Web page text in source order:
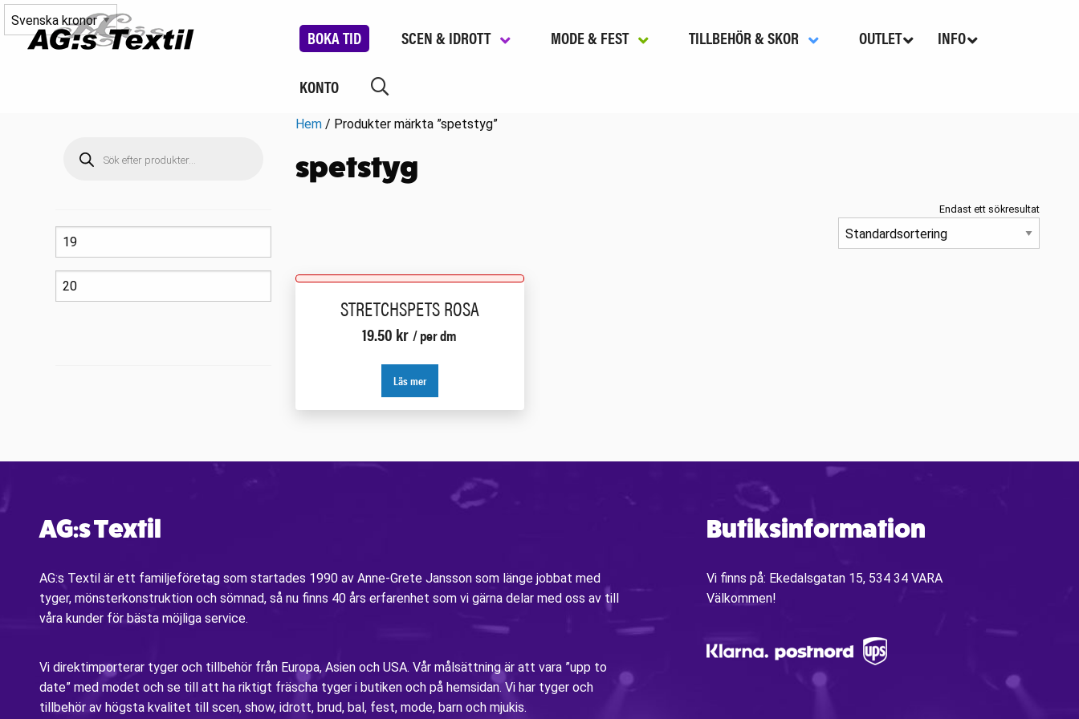
BOKA TID SCEN & IDROTT MODE & FEST TILLBEHÖR & SKOR OUTLET INFO
KONTO
Hem/ Produkter märkta ”spetstyg”
spetstyg
Endast ett sökresultat
STRETCHSPETS ROSA
19.50 kr / per dm
Läs mer
AG:s Textil
AG:s Textil är ett familjeföretag som startades 1990 av Anne-Grete Jansson som länge jobbat med
tyger, mönsterkonstruktion och sömnad, så nu finns 40 års erfarenhet som vi gärna delar med oss av till
våra kunder för bästa möjliga service.
Vi direktimporterar tyger och tillbehör från Europa, Asien och USA. Vår målsättning är att vara ”upp to
date” med modet och se till att ha riktigt fräscha tyger i butiken och på hemsidan. Vi har tyger och
tillbehör av högsta kvalitet till scen, show, idrott, brud, bal, fest, mode, barn och mjukis.
Butiksinformation
Vi finns på: Ekedalsgatan 15, 534 34 VARA
Välkommen!